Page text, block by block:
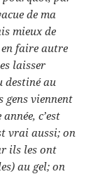
de ma
mieux de
faire autre
laisser
destiné au
gens viennent
c’est
vrai aussi; on
ils les ont
au gel; on